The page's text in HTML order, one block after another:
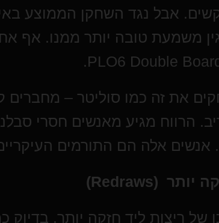
אבל נגד השחקן הממוצע
משמעת טובה יותר ממנו. אף
את זה כמו סוליטר – מחברים
הרווח מגיע מאנשים חסרי
אנשים אלה הם התורמים
יותר (Redraws)